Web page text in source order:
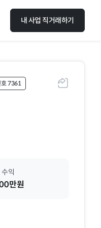
내 사업 직거래하기
공유하기
호 7361
수익
만원